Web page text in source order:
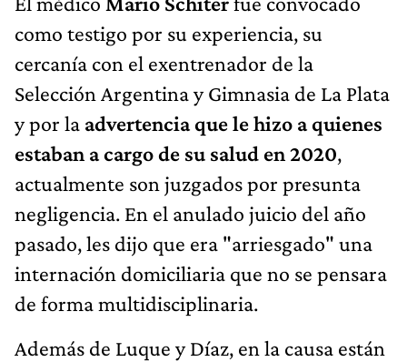
como testigo por su experiencia, su
cercanía con el exentrenador de la
Selección Argentina y Gimnasia de La Plata
y por la advertencia que le hizo a quienes
estaban a cargo de su salud en 2020,
actualmente son juzgados por presunta
negligencia. En el anulado juicio del año
pasado, les dijo que era "arriesgado" una
internación domiciliaria que no se pensara
de forma multidisciplinaria.
Además de Luque y Díaz, en la causa están